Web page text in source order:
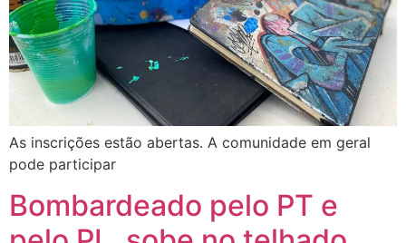
As inscrições estão abertas. A comunidade em geral
pode participar
Bombardeado pelo PT e